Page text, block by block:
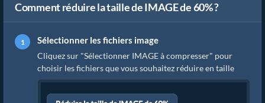
Comment réduire la taille de IMAGE de 60% ?
Sélectionner les fichiers image
Cliquez sur "Sélectionner IMAGE à compresser" pour
choisir les fichiers que vous souhaitez réduire en taille